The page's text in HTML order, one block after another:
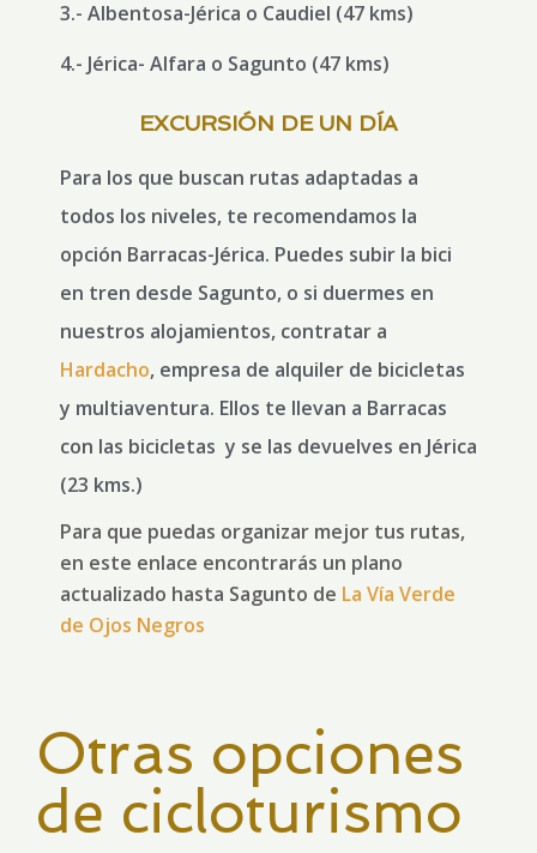
3.- Albentosa-Jérica o Caudiel (47 kms)
4.- Jérica- Alfara o Sagunto (47 kms)
EXCURSIÓN DE UN DÍA
Para los que buscan rutas adaptadas a
todos los niveles, te recomendamos la
opción Barracas-Jérica. Puedes subir la bici
en tren desde Sagunto, o si duermes en
nuestros alojamientos, contratar a
Hardacho, empresa de alquiler de bicicletas
y multiaventura. Ellos te llevan a Barracas
con las bicicletas y se las devuelves en Jérica
(23 kms.)
Para que puedas organizar mejor tus rutas,
en este enlace encontrarás un plano
actualizado hasta Sagunto de La Vía Verde
de Ojos Negros
Otras opciones
de cicloturismo